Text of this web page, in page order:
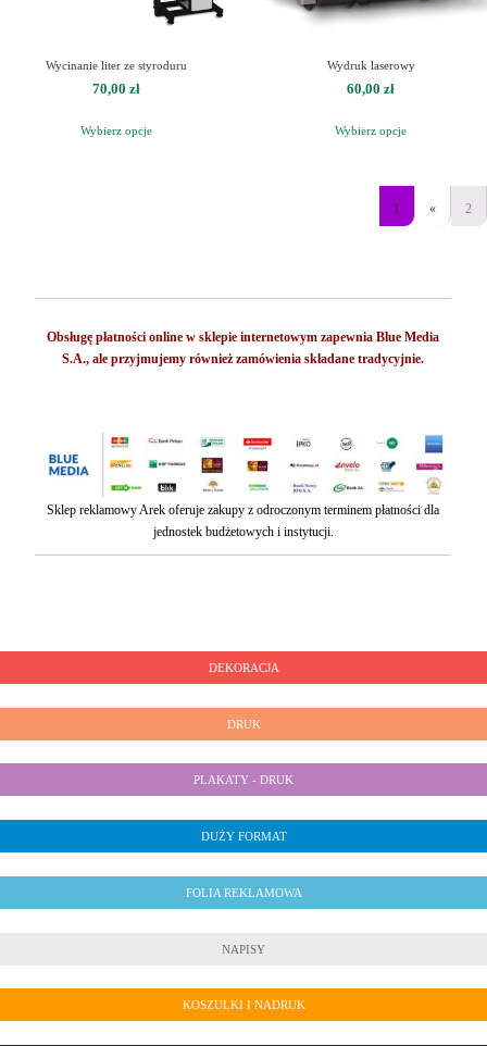
Wycinanie liter ze styroduru
70,00 zł
Wybierz opcje
Wydruk laserowy
60,00 zł
Wybierz opcje
1 « 2
Obsługę płatności online w sklepie internetowym zapewnia Blue Media
S.A., ale przyjmujemy również zamówienia składane tradycyjnie.
Sklep reklamowy Arek oferuje zakupy z odroczonym terminem płatności dla
jednostek budżetowych i instytucji.
DEKORACJA
DRUK
PLAKATY - DRUK
DUŻY FORMAT
FOLIA REKLAMOWA
NAPISY
KOSZULKI I NADRUK